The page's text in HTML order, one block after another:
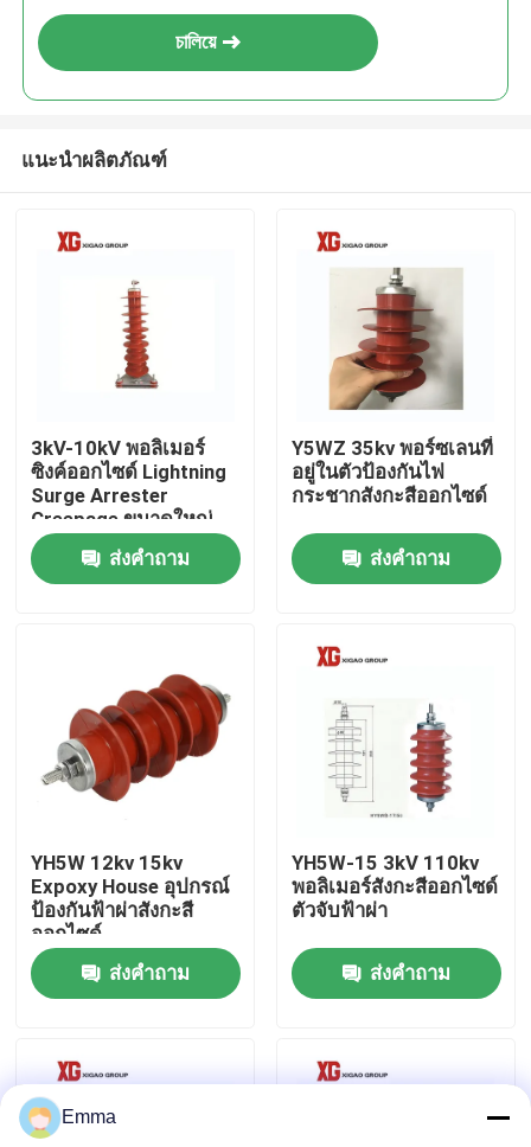
บ้าน
สินค้า
ทัวร์โรงงาน
ควบคุมคุณภาพ
ขอใบเสนอราคา
สวิตช์แบ่งโหลดอากาศ
สวิตช์แบ่งโหลด SF6
สวิตช์จ่ายไฟ
চালিয়ে
แนะนำผลิตภัณฑ์
3kV-10kV พอลิเมอร์
ซิงค์ออกไซด์ Lightning
Surge Arrester
Creepage ขนาดใหญ่
ส่งคำถาม
Y5WZ 35kv พอร์ซเลนที่
อยู่ในตัวป้องกันไฟ
กระชากสังกะสีออกไซด์
ส่งคำถาม
YH5W 12kv 15kv
Expoxy House อุปกรณ์
ป้องกันฟ้าผ่าสังกะสี
ออกไซด์
ส่งคำถาม
YH5W-15 3kV 110kv
พอลิเมอร์สังกะสีออกไซด์
ตัวจับฟ้าผ่า
ส่งคำถาม
Emma